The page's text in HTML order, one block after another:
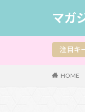
マガ
注目キ
HOME